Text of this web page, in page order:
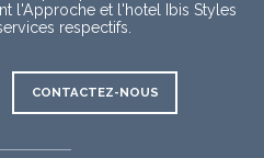
l'Approche et l'hotel Ibis Styles
respectifs.
CONTACTEZ-NOUS